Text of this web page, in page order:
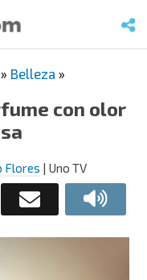
» Belleza »
con olor
Flores | Uno TV